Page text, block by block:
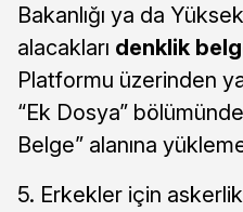
Bakanlığı ya da
alacakları denklik
Platformu üzerinden
“Ek Dosya”
Belge” alanına
5. Erkekler için